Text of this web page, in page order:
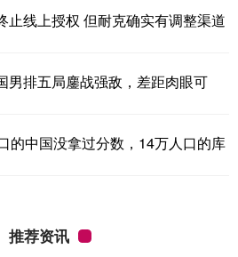
止线上授权 但耐克确实有调整渠道
男排五局鏖战强敌，差距肉眼可
的中国没拿过分数，14万人口的库
推荐资讯